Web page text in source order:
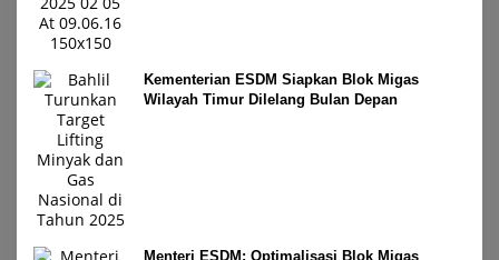
Kementerian ESDM Siapkan Blok Migas
Wilayah Timur Dilelang Bulan Depan
Menteri ESDM: Optimalisasi Blok Migas